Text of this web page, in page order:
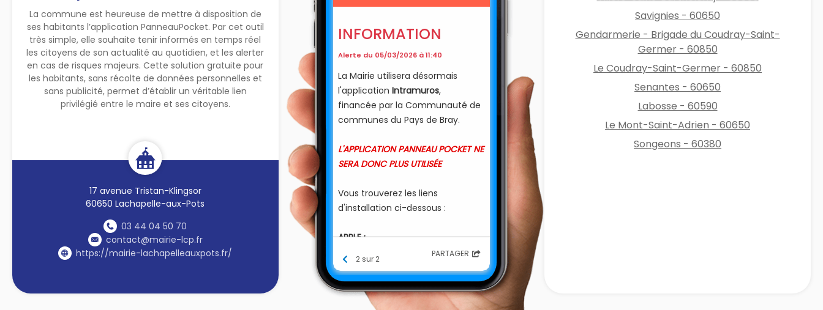
La commune est heureuse de mettre à disposition de
ses habitants l’application PanneauPocket. Par cet outil
très simple, elle souhaite tenir informés en temps réel
les citoyens de son actualité au quotidien, et les alerter
en cas de risques majeurs. Cette solution gratuite pour
les habitants, sans récolte de données personnelles et
sans publicité, permet d’établir un véritable lien
privilégié entre le maire et ses citoyens.
17 avenue Tristan-Klingsor
60650 Lachapelle-aux-Pots
03 44 04 50 70
contact@mairie-lcp.fr
https://mairie-lachapelleauxpots.fr/
INFORMATION
Alerte du 05/03/2026 à 11:40
La Mairie utilisera désormais
l'application Intramuros,
financée par la Communauté de
communes du Pays de Bray.
L'APPLICATION PANNEAU POCKET NE
SERA DONC PLUS UTILISÉE
Vous trouverez les liens
d'installation ci-dessous :
APPLE :
https://apps.apple.com/fr/app/in
tramuros-info-du-
territoire/id1312850573
chat
2 sur 2 PARTAGER
Savignies - 60650
Gendarmerie - Brigade du Coudray-Saint-
Germer - 60850
Le Coudray-Saint-Germer - 60850
Senantes - 60650
Labosse - 60590
Le Mont-Saint-Adrien - 60650
Songeons - 60380